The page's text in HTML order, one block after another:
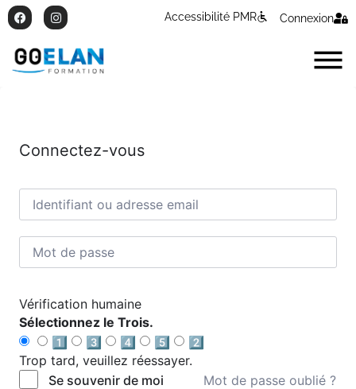
Accessibilité PMR Connexion
Connectez-vous
Vérification humaine
Sélectionnez le Trois.
1️⃣
3️⃣ 4️⃣ 5️⃣
2️⃣
Trop tard, veuillez réessayer.
Se souvenir de moi
Mot de passe oublié ?